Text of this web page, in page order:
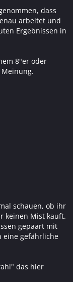
dass
arbeitet und
Ergebnissen in
8"er oder
schauen, ob ihr
keinen Mist kauft.
gepaart mit
eine gefährliche
das hier